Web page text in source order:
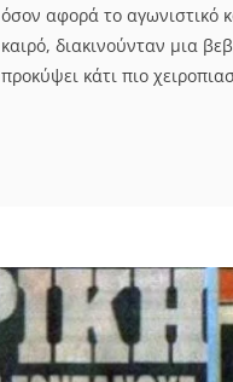
όσον αφορά το αγωνιστικό
καιρό, διακινούνταν μια
προκύψει κάτι πιο